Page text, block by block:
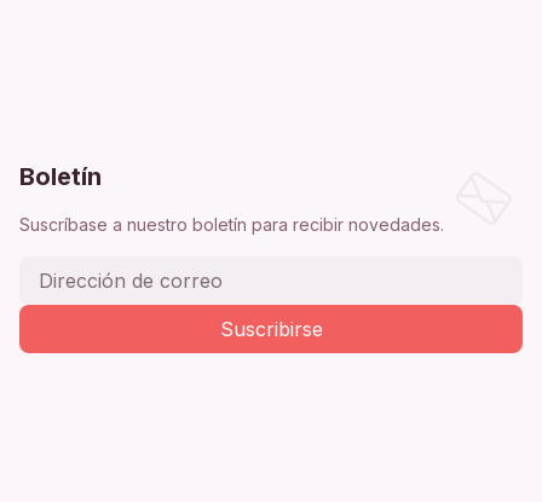
Boletín
Suscríbase a nuestro boletín para recibir novedades.